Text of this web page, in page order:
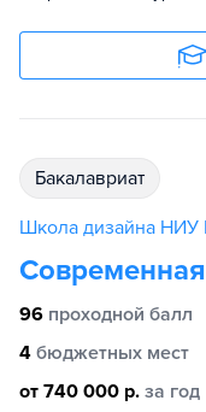
бакалавриат
Школа дизайна НИУ
96 проходной балл
4 бюджетных мест
от 740 000 р. за год